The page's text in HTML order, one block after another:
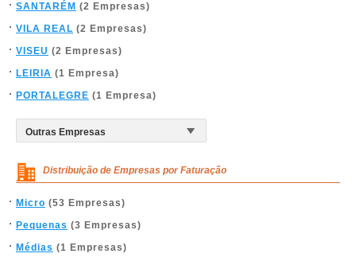
SANTARÉM (2 Empresas)
VILA REAL (2 Empresas)
VISEU (2 Empresas)
LEIRIA (1 Empresa)
PORTALEGRE (1 Empresa)
Distribuição de Empresas por Faturação
Micro (53 Empresas)
Pequenas (3 Empresas)
Médias (1 Empresas)